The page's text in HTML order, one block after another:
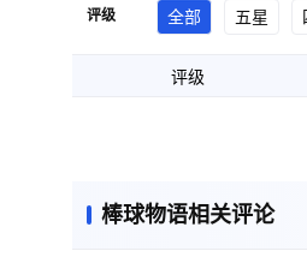
评级 全部 五星
评级
棒球物语相关评论